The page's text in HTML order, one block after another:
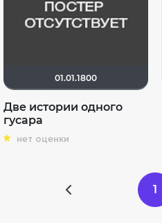
01.01.1800
Две истории одного
гусара
нет оценки
1